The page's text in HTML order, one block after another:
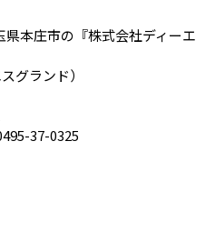
本庄市の『株式会社ディーエ
グランド）
37-0325